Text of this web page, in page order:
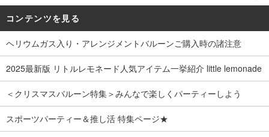
コンテンツを見る
ヘリウムガス入り・アレンジメントバルーンご購入時の諸注意
2025最新版 リトルレモネード人気アイテム一挙紹介 little lemonade
＜クリスマスバルーン特集＞みんなで楽しくパーティーしよう
スポーツパーティー＆推し活 特集ページ★